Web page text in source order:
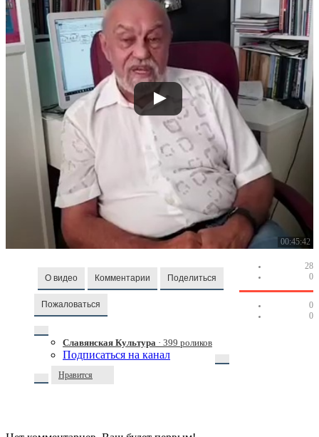
00:45:42
О видео Комментарии Поделиться
Пожаловаться
Славянская Культура · 399 роликов
Подписаться на канал
Нравится
28
0
0
0